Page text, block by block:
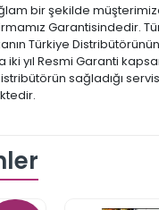
bir şekilde
Garantisindedir.
Türkiye
iki yıl Resmi Garanti
sağladığı